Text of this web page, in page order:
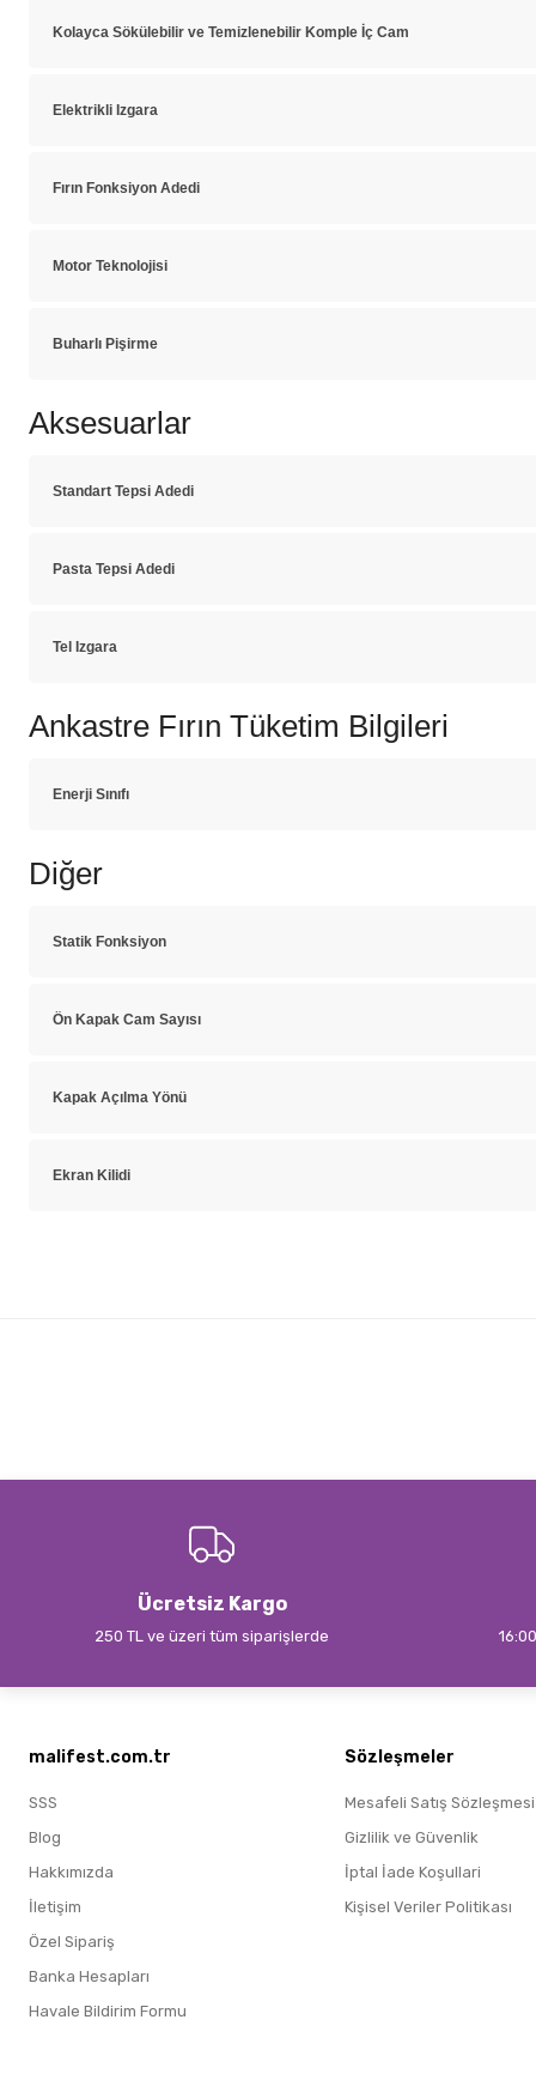
Kolayca Sökülebilir ve Temizlenebilir Komple İç Cam
Elektrikli Izgara
Fırın Fonksiyon Adedi
Motor Teknolojisi
Buharlı Pişirme
Aksesuarlar
Standart Tepsi Adedi
Pasta Tepsi Adedi
Tel Izgara
Ankastre Fırın Tüketim Bilgileri
Enerji Sınıfı
Diğer
Statik Fonksiyon
Ön Kapak Cam Sayısı
Kapak Açılma Yönü
Ekran Kilidi
Bu ürüne benzer farklı alternatifler olmalı.
Ücretsiz Kargo
250 TL ve üzeri tüm siparişlerde
malifest.com.tr
SSS
Blog
Hakkımızda
İletişim
Özel Sipariş
Banka Hesapları
Havale Bildirim Formu
Sözleşmeler
Mesafeli Satış Sözleşmesi
Gizlilik ve Güvenlik
İptal İade Koşullari
Kişisel Veriler Politikası